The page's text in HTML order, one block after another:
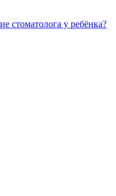
стоматолога у ребёнка?